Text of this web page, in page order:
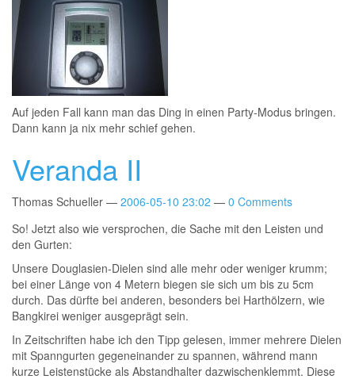
Auf jeden Fall kann man das Ding in einen Party-Modus bringen.
Dann kann ja nix mehr schief gehen.
Veranda II
Thomas Schueller 2006-05-10 23:02
0 Comments
So! Jetzt also wie versprochen, die Sache mit den Leisten und
den Gurten:
Unsere Douglasien-Dielen sind alle mehr oder weniger krumm;
bei einer Länge von 4 Metern biegen sie sich um bis zu 5cm
durch. Das dürfte bei anderen, besonders bei Harthölzern, wie
Bangkirei weniger ausgeprägt sein.
In Zeitschriften habe ich den Tipp gelesen, immer mehrere Dielen
mit Spanngurten gegeneinander zu spannen, während mann
kurze Leistenstücke als Abstandhalter dazwischenklemmt. Diese